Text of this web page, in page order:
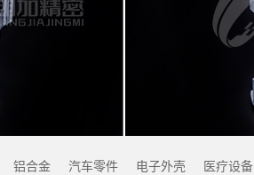
铝合金 汽车零件 电子外壳 医疗设备